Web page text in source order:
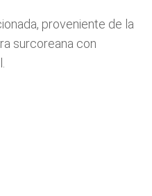
proveniente de la
surcoreana con